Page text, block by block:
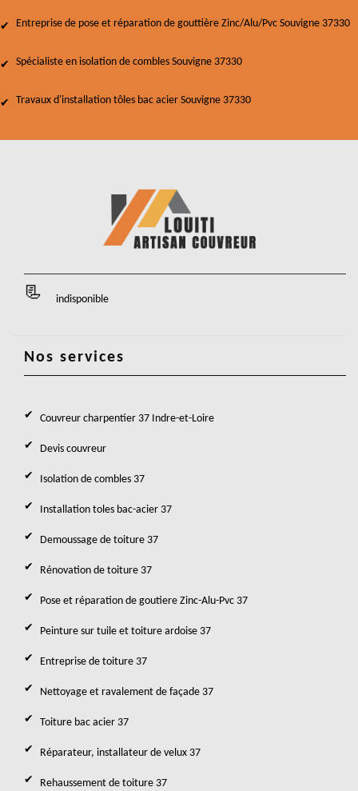
Entreprise de pose et réparation de gouttière Zinc/Alu/Pvc Souvigne 37330
Spécialiste en isolation de combles Souvigne 37330
Travaux d'installation tôles bac acier Souvigne 37330
indisponible
Nos services
Couvreur charpentier 37 Indre-et-Loire
Devis couvreur
Isolation de combles 37
Installation toles bac-acier 37
Demoussage de toiture 37
Rénovation de toiture 37
Pose et réparation de goutiere Zinc-Alu-Pvc 37
Peinture sur tuile et toiture ardoise 37
Entreprise de toiture 37
Nettoyage et ravalement de façade 37
Toiture bac acier 37
Réparateur, installateur de velux 37
Rehaussement de toiture 37